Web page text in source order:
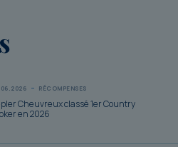
RÉCOMPENSES
Cheuvreux classé 1er Country
en 2026